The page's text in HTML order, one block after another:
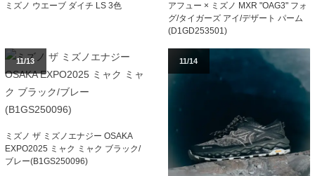
ミズノ ウエーブ ダイチ LS 3色
アフュー × ミズノ MXR "OAG3" フォ
グ/タイガーズ アイ/デザート パーム
(D1GD253501)
11/13
ミズノ ザ ミズノエナジー OSAKA
EXPO2025 ミャク ミャク ブラック/
ブレー(B1GS250096)
11/14